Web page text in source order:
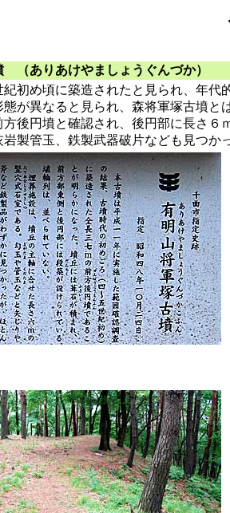
（ありあけやましょうぐんづか）
紀初め頃に築造されたと見られ、年
態が異なると見られ、森将軍塚古墳
後円墳と確認され、後円部に長さ
製管玉、鉄製武器破片なども見つか